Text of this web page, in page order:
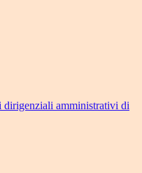
amministrativi di